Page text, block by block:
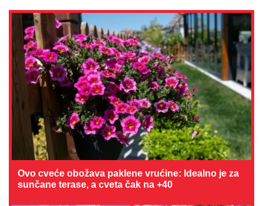
Ovo cveće obožava paklene vrućine: Idealno je za
sunčane terase, a cveta čak na +40